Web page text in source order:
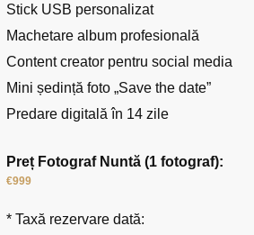
Stick USB personalizat
Machetare album profesională
Content creator pentru social media
Mini ședință foto „Save the date”
Predare digitală în 14 zile
Preț Fotograf Nuntă (1 fotograf):
€999
* Taxă rezervare dată: